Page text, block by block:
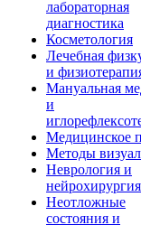
лабораторная
диагностика
Косметология
Лечебная
и
Мануальная
и
Медицинское
Методы
Неврология и
нейрохирургия
Неотложные
состояния и